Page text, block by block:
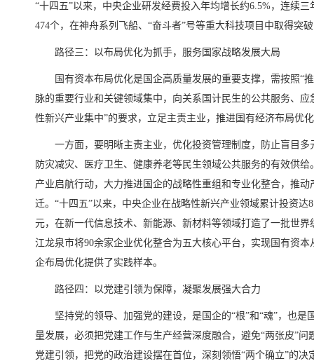
“十四五”以来，中央企业研发经费投入年均增长约6.5%，连续
474个，在神舟系列飞船、“奋斗者”号等重大科技项目中取得突
路径三：以布局优化为抓手，服务国家战略发展大局
国有资本布局优化是国企高质量发展的重要支撑，需按照“
脉的重要行业和关键领域集中，向关系国计民生的公共服务、
性新兴产业集中”的要求，立足主责主业，推进国有经济布局优
一方面，要明晰主责主业，优化投资管理制度，防止盲目
防灾减灾、医疗卫生、健康养老等民生领域公共服务的有效供
产业启航行动，大力推进国企的战略性重组和专业化整合，推
迁。“十四五”以来，中央企业在战略性新兴产业领域累计投资达
元，在新一代信息技术、新能源、新材料等领域打造了一批世
江龙泉市将90余家企业优化整合为五大核心平台，实现国有资本
企布局优化提供了实践样本。
路径四：以党建引领为保障，凝聚发展强大合力
坚持党的领导、加强党的建设，是国企的“根”和“魂”，也
量发展，必须把党建工作与生产经营深度融合，避免“两张皮”
党建引领，把党的政治建设摆在首位，深刻领悟“两个确立”的决